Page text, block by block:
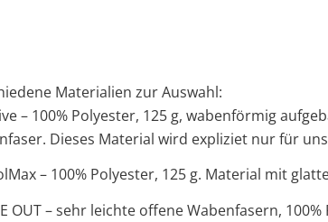
Materialien zur Auswahl:
– 100% Polyester, 125 g, wabenförmig
Dieses Material wird expliziet nur für
– 100% Polyester, 125 g. Material mit
OUT – sehr leichte offene Wabenfasern, 100%